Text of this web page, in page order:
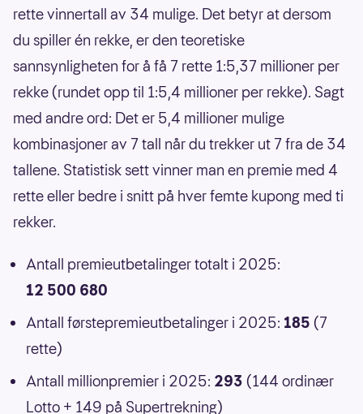
rette vinnertall av 34 mulige. Det betyr at dersom
du spiller én rekke, er den teoretiske
sannsynligheten for å få 7 rette 1:5,37 millioner per
rekke (rundet opp til 1:5,4 millioner per rekke). Sagt
med andre ord: Det er 5,4 millioner mulige
kombinasjoner av 7 tall når du trekker ut 7 fra de 34
tallene. Statistisk sett vinner man en premie med 4
rette eller bedre i snitt på hver femte kupong med ti
rekker.
Antall premieutbetalinger totalt i 2025:
12 500 680
Antall førstepremieutbetalinger i 2025: 185 (7
rette)
Antall millionpremier i 2025: 293 (144 ordinær
Lotto + 149 på Supertrekning)